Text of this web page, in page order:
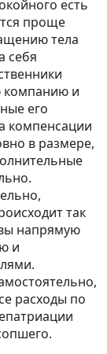
есть
проще
тела
себя
компанию и
его
компенсации
в размере,
так
напрямую
и
расходы по